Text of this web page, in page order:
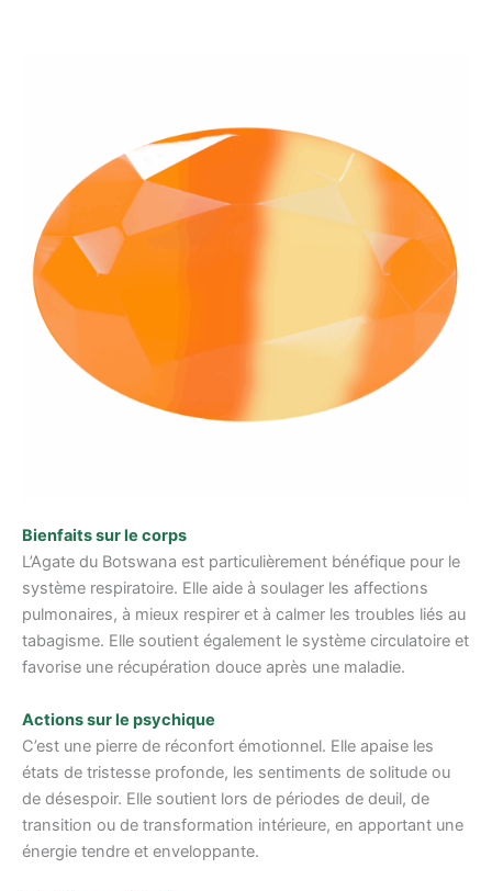
Bienfaits sur le corps
L’Agate du Botswana est particulièrement bénéfique pour le
système respiratoire. Elle aide à soulager les affections
pulmonaires, à mieux respirer et à calmer les troubles liés au
tabagisme. Elle soutient également le système circulatoire et
favorise une récupération douce après une maladie.
Actions sur le psychique
C’est une pierre de réconfort émotionnel. Elle apaise les
états de tristesse profonde, les sentiments de solitude ou
de désespoir. Elle soutient lors de périodes de deuil, de
transition ou de transformation intérieure, en apportant une
énergie tendre et enveloppante.